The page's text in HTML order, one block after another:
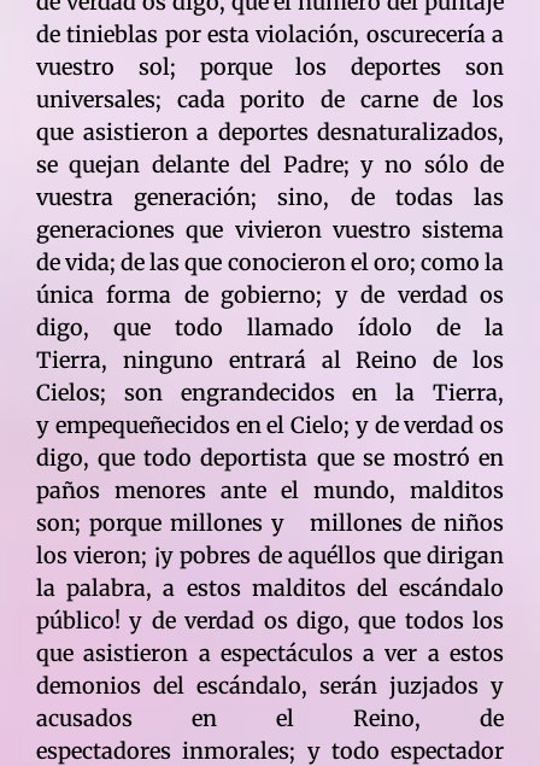
de tinieblas por esta violación, oscurecería a
vuestro sol; porque los deportes son
universales; cada porito de carne de los
que asistieron a deportes desnaturalizados,
se quejan delante del Padre; y no sólo de
vuestra generación; sino, de todas las
generaciones que vivieron vuestro sistema
de vida; de las que conocieron el oro; como la
única forma de gobierno; y de verdad os
digo, que todo llamado ídolo de la
Tierra, ninguno entrará al Reino de los
Cielos; son engrandecidos en la Tierra,
y empequeñecidos en el Cielo; y de verdad os
digo, que todo deportista que se mostró en
paños menores ante el mundo, malditos
son; porque millones y millones de niños
los vieron; ¡y pobres de aquéllos que dirigan
la palabra, a estos malditos del escándalo
público! y de verdad os digo, que todos los
que asistieron a espectáculos a ver a estos
demonios del escándalo, serán juzjados y
acusados en el Reino, de
espectadores inmorales; y todo espectador